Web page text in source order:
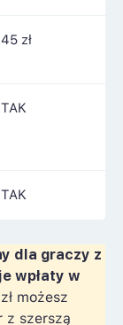
45 zł
TAK
TAK
dla graczy z
wpłaty w
możesz
z szerszą